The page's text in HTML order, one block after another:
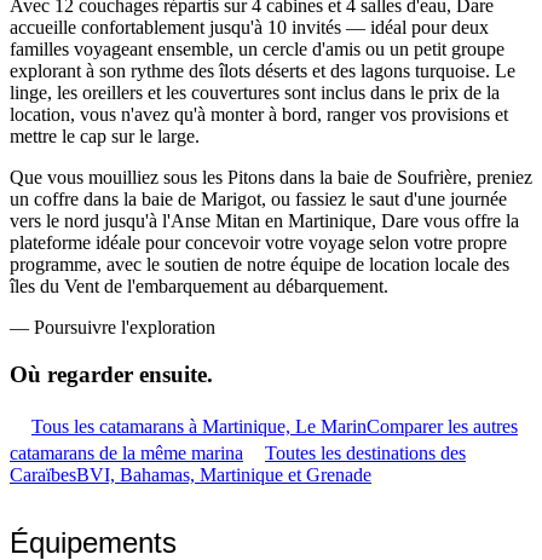
Avec 12 couchages répartis sur 4 cabines et 4 salles d'eau, Dare
accueille confortablement jusqu'à 10 invités — idéal pour deux
familles voyageant ensemble, un cercle d'amis ou un petit groupe
explorant à son rythme des îlots déserts et des lagons turquoise. Le
linge, les oreillers et les couvertures sont inclus dans le prix de la
location, vous n'avez qu'à monter à bord, ranger vos provisions et
mettre le cap sur le large.
Que vous mouilliez sous les Pitons dans la baie de Soufrière, preniez
un coffre dans la baie de Marigot, ou fassiez le saut d'une journée
vers le nord jusqu'à l'Anse Mitan en Martinique, Dare vous offre la
plateforme idéale pour concevoir votre voyage selon votre propre
programme, avec le soutien de notre équipe de location locale des
îles du Vent de l'embarquement au débarquement.
— Poursuivre l'exploration
Où regarder ensuite.
Tous les catamarans à Martinique, Le MarinComparer les autres
catamarans de la même marina
Toutes les destinations des
CaraïbesBVI, Bahamas, Martinique et Grenade
Équipements